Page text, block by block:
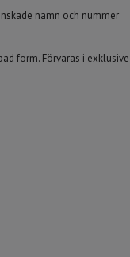
namn och nummer
form. Förvaras i exklusive